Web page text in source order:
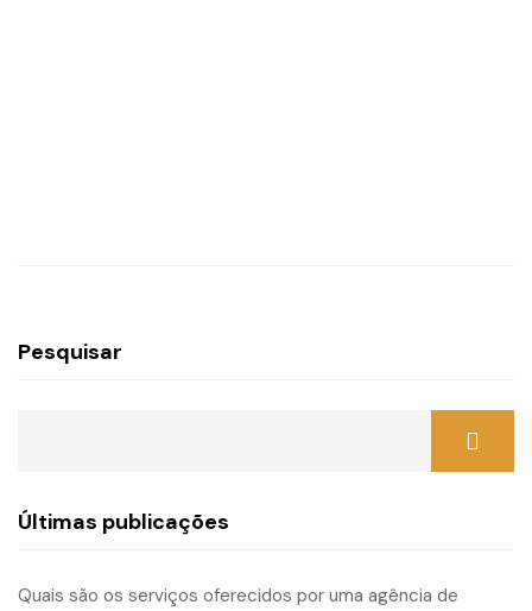
Pesquisar
Últimas publicações
Quais são os serviços oferecidos por uma agência de